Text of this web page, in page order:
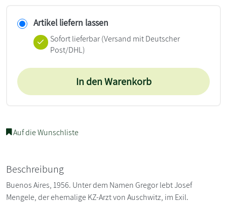
Artikel liefern lassen
Sofort lieferbar(Versand mit Deutscher
Post/DHL)
In den Warenkorb
Auf die Wunschliste
Beschreibung
Buenos Aires, 1956. Unter dem Namen Gregor lebt Josef
Mengele, der ehemalige KZ-Arzt von Auschwitz, im Exil.